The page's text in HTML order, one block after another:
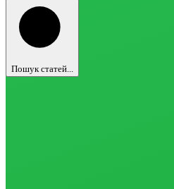
Пошук статей...